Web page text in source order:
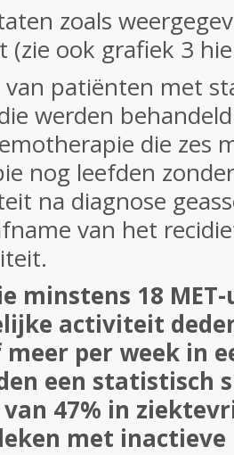
zoals
(zie ook grafiek 3
van patiënten met
werden
die zes
nog leefden
na diagnose
van het
minstens 18
activiteit
per week in
een statistisch
47% in
met